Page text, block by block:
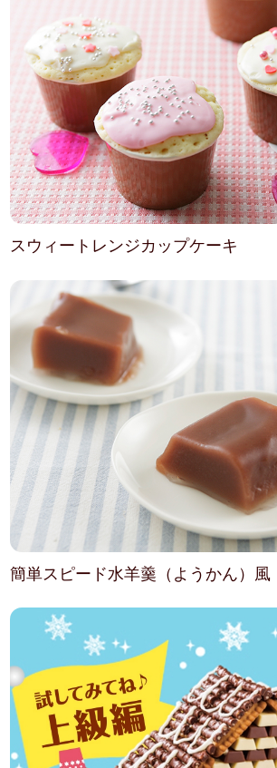
スウィートレンジカップケーキ
簡単スピード水羊羹（ようかん）風